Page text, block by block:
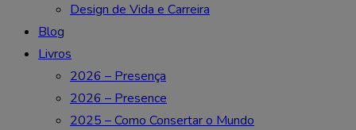
Design de Vida e Carreira
Blog
Livros
2026 – Presença
2026 – Presence
2025 – Como Consertar o Mundo